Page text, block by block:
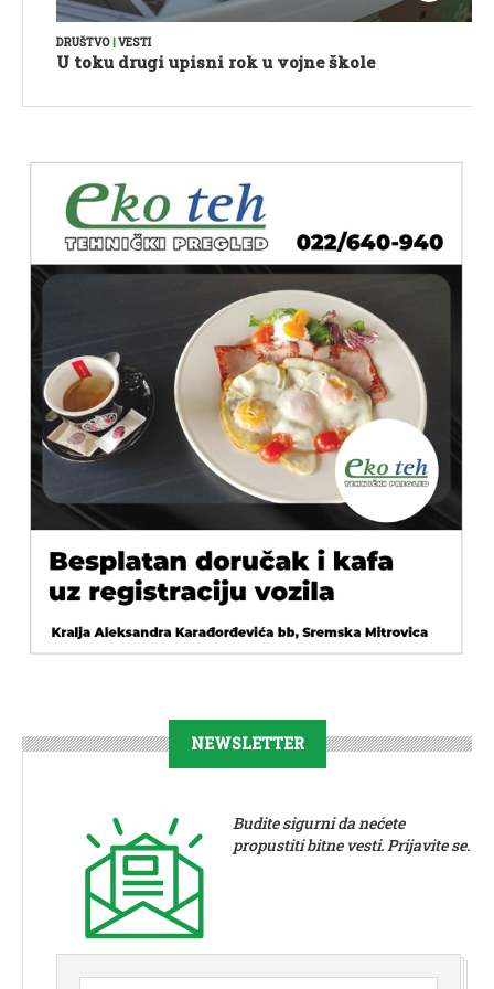
DRUŠTVO|VESTI
U toku drugi upisni rok u vojne škole
NEWSLETTER
Budite sigurni da nećete
propustiti bitne vesti. Prijavite se.